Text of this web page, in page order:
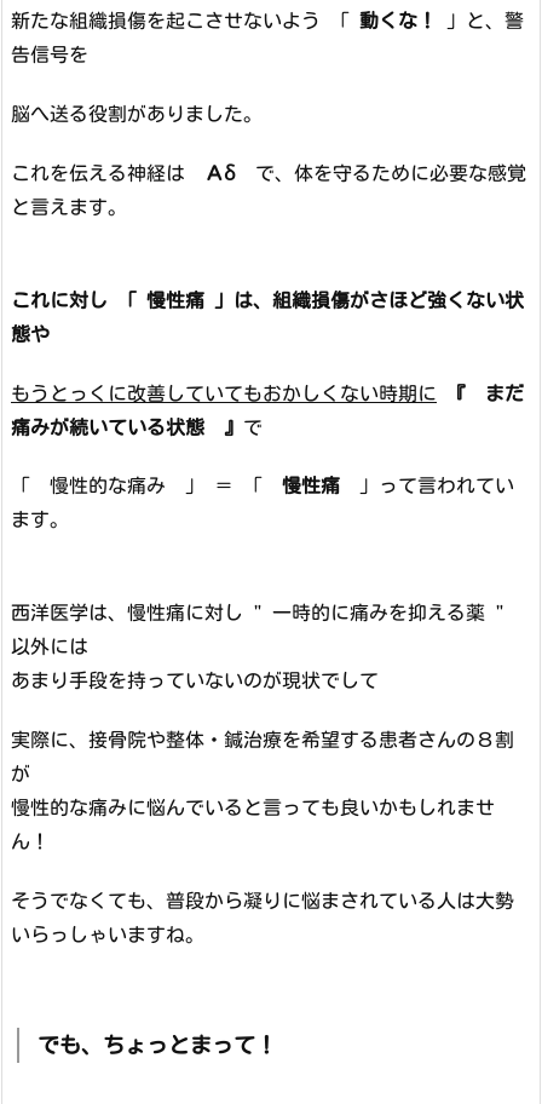
新たな組織損傷を起こさせないよう 「 動くな！
」と、警
告信号を
脳へ送る役割がありました。
これを伝える神経は Ａδ で、体を守るために必要な感覚
と言えます。
これに対し 「 慢性痛 」は、組織損傷がさほど強くない状
態や
もうとっくに改善していてもおかしくない時期に
『 まだ
痛みが続いている状態 』 で
「 慢性的な痛み 」 ＝ 「 慢性痛 」って言われてい
ます。
西洋医学は、慢性痛に対し " 一時的に痛みを抑える薬 "
以外には
あまり手段を持っていないのが現状でして
実際に、接骨院や整体・鍼治療を希望する患者さんの８割
が
慢性的な痛みに悩んでいると言っても良いかもしれませ
ん！
そうでなくても、普段から凝りに悩まされている人は大勢
いらっしゃいますね。
でも、ちょっとまって！